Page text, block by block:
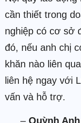
cần thiết trong
nghiệp có cơ sở
đó, nếu anh chị
khăn nào liên
liên hệ ngay với
vấn và hỗ trợ.
– Quỳnh Anh